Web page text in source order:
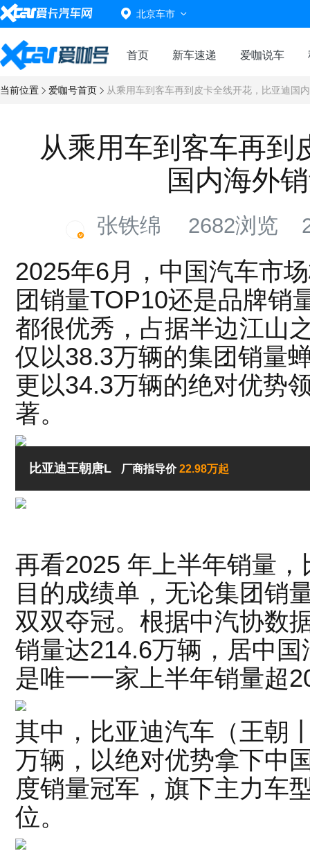
北京车市
首页 新车速递 爱咖说车
当前位置 爱咖号首页 从乘用车到客车再到皮卡全线开花，比亚迪国
从乘用车到客车再到
国内海外
张铁绵 2682浏览
2025年6月，中国汽车市
团销量TOP10还是品牌销
都很优秀，占据半边江山
仅以38.3万辆的集团销量
更以34.3万辆的绝对优势
著。
比亚迪王朝唐L 厂商指导价22.98万起
再看2025 年上半年销量
目的成绩单，无论集团销
双双夺冠。根据中汽协数
销量达214.6万辆，居中
是唯一一家上半年销量超
其中，比亚迪汽车（王朝
万辆，以绝对优势拿下中
度销量冠军，旗下主力车
位。